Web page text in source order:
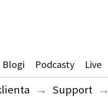
Blogi Podcasty Live
→ Support →